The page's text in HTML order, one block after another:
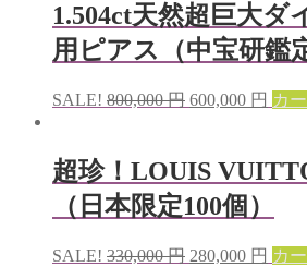
1.504ct天然超巨大ダ
用ピアス（中宝研鑑
SALE! 800,000円 600,000 円 カ
超珍！LOUIS
（日本限定100個）
SALE! 330,000円 280,000 円 カ